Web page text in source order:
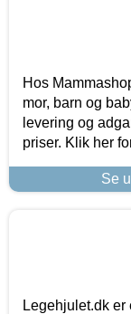
Hos
mor, barn og
levering og
priser. Klik her
Se
Legehjulet.dk